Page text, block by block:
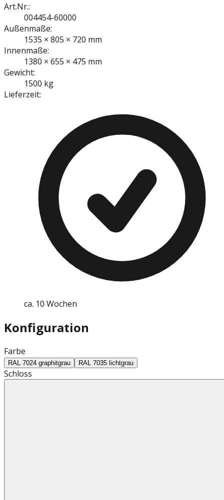
Art.Nr.:
004454-60000
Außenmaße:
1535 × 805 × 720 mm
Innenmaße:
1380 × 655 × 475 mm
Gewicht:
1500 kg
Lieferzeit:
ca. 10 Wochen
Konfiguration
Farbe
RAL 7024 graphitgrau RAL 7035 lichtgrau
Schloss